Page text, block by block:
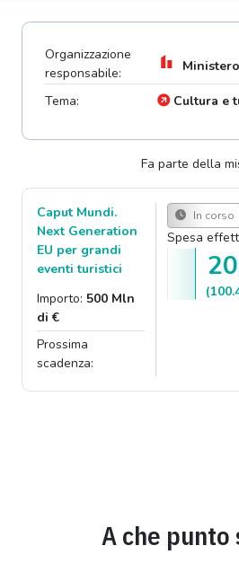
Organizzazione
responsabile:
Tema: Cultura e
Fa parte della
Caput Mundi.
Next Generation
EU per grandi
eventi turistici
Importo: 500 Mln
di €
Prossima
scadenza:
In corso
Spesa
A che punto